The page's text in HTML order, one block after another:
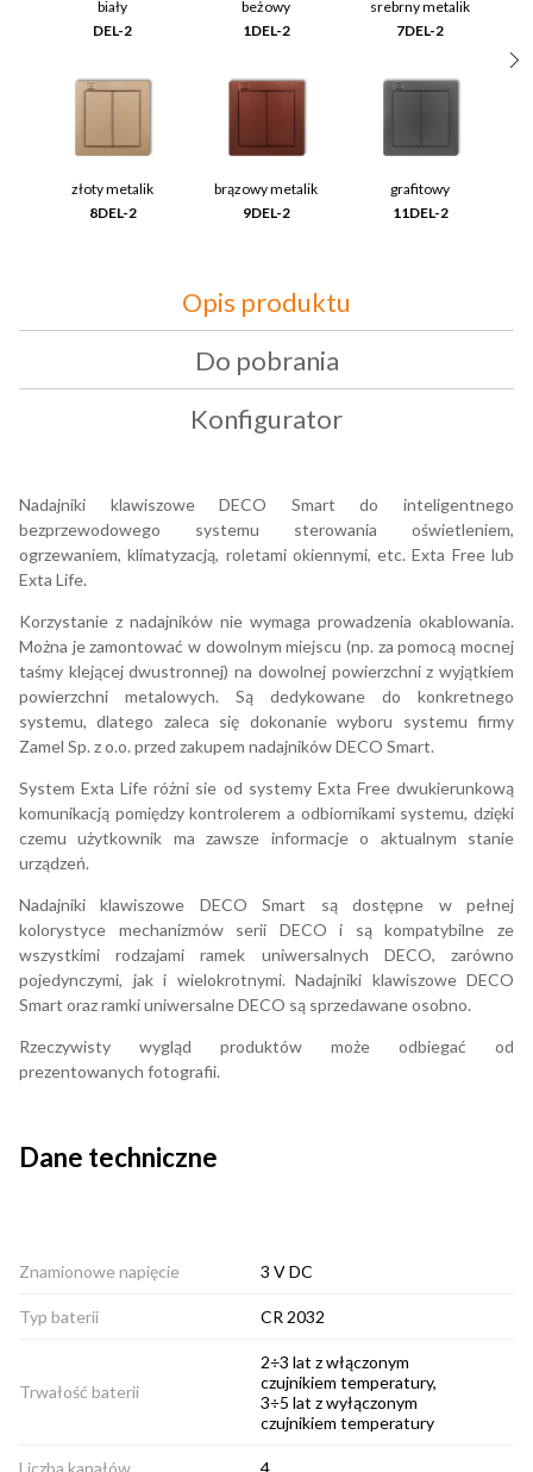
biały
DEL-2
beżowy
1DEL-2
srebrny metalik
7DEL-2
złoty metalik
8DEL-2
brązowy metalik
9DEL-2
grafitowy
11DEL-2
Opis produktu
Do pobrania
Konfigurator
Nadajniki klawiszowe DECO Smart do inteligentnego
bezprzewodowego systemu sterowania oświetleniem,
ogrzewaniem, klimatyzacją, roletami okiennymi, etc. Exta Free lub
Exta Life.
Korzystanie z nadajników nie wymaga prowadzenia okablowania.
Można je zamontować w dowolnym miejscu (np. za pomocą mocnej
taśmy klejącej dwustronnej) na dowolnej powierzchni z wyjątkiem
powierzchni metalowych. Są dedykowane do konkretnego
systemu, dlatego zaleca się dokonanie wyboru systemu firmy
Zamel Sp. z o.o. przed zakupem nadajników DECO Smart.
System Exta Life różni sie od systemy Exta Free dwukierunkową
komunikacją pomiędzy kontrolerem a odbiornikami systemu, dzięki
czemu użytkownik ma zawsze informacje o aktualnym stanie
urządzeń.
Nadajniki klawiszowe DECO Smart są dostępne w pełnej
kolorystyce mechanizmów serii DECO i są kompatybilne ze
wszystkimi rodzajami ramek uniwersalnych DECO, zarówno
pojedynczymi, jak i wielokrotnymi. Nadajniki klawiszowe DECO
Smart oraz ramki uniwersalne DECO są sprzedawane osobno.
Rzeczywisty wygląd produktów może odbiegać od
prezentowanych fotografii.
Dane techniczne
Znamionowe napięcie 3 V DC
Typ baterii CR 2032
Trwałość baterii
2÷3 lat z włączonym
czujnikiem temperatury,
3÷5 lat z wyłączonym
czujnikiem temperatury
Liczba kanałów 4